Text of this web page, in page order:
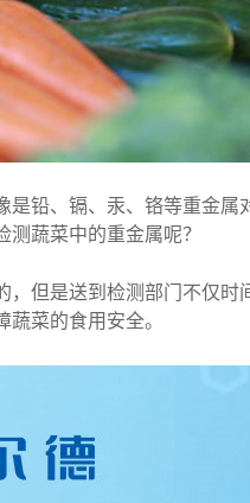
、镉、汞、铬等重金属
蔬菜中的重金属呢？
是送到检测部门不仅时
菜的食用安全。